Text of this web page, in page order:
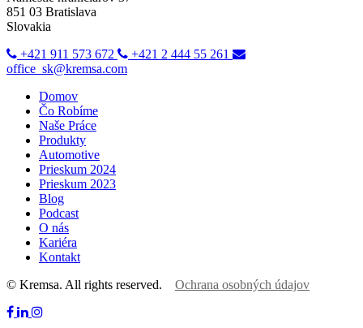
851 03 Bratislava
Slovakia
+421 911 573 672
+421 2 444 55 261
office_sk@kremsa.com
Domov
Čo Robíme
Naše Práce
Produkty
Automotive
Prieskum 2024
Prieskum 2023
Blog
Podcast
O nás
Kariéra
Kontakt
© Kremsa. All rights reserved. Ochrana osobných údajov